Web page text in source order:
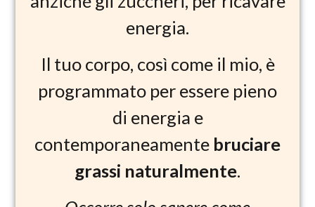
energia.
Il tuo corpo, così come il mio, è
programmato per essere pieno
di energia e
contemporaneamente bruciare
grassi naturalmente.